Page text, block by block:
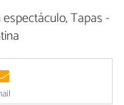
Tapas -